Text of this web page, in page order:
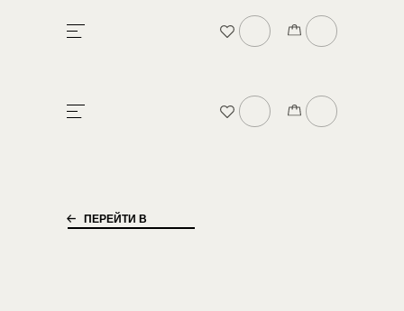
ПЕРЕЙТИ В
КАТАЛОГ